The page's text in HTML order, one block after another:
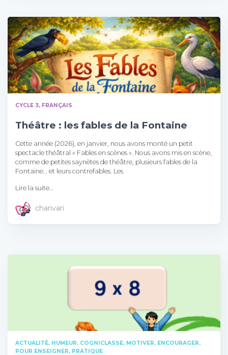
CYCLE 3 FRANÇAIS
Théâtre : les fables de la Fontaine
Cette année (2026), en janvier, nous avons monté un petit
spectacle théâtral « Fables en scènes ». Nous avons mis en scène,
comme de petites saynètes de théâtre, plusieurs fables de la
Fontaine… et leurs contrefables. Les
Lire la suite…
charivari
ACTUALITÉ, HUMEUR COGNICLASSE MOTIVER, ENCOURAGER
POUR ENSEIGNER
PRATIQUE